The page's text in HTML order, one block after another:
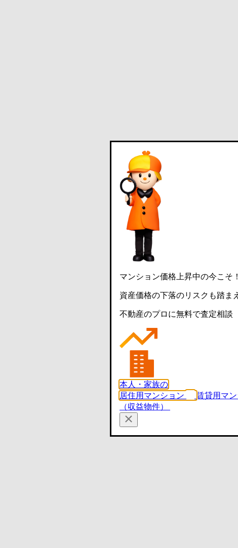
マンション価格上昇中の今こそ！
資産価格の下落のリスクも踏まえ
不動産のプロに無料で査定相談
本人・家族の
居住用マンション
賃貸用マ
（収益物件）